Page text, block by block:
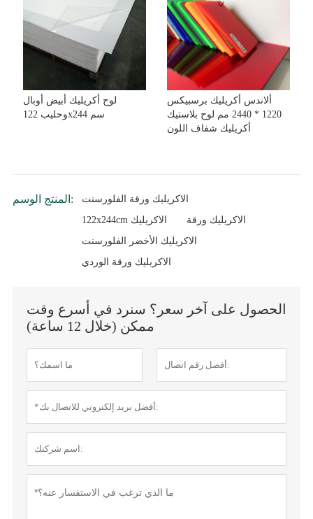
لوح أكريليك أبيض أوبال
وحليب 122x244 سم
ألاندس أكريليك برسبيكس
1220 * 2440 مم لوح بلاستيك
أكريليك شفاف اللون
المنتج الوسم:
الاكريليك ورقة الفلورسنت
122x244cm الاكريليك
الاكريليك ورقة
الاكريليك الأخضر الفلورسنت
الاكريليك ورقة الوردي
الحصول على آخر سعر؟ سنرد في أسرع وقت
ممكن (خلال 12 ساعة)